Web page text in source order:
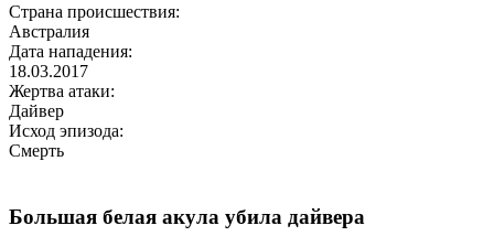
Страна происшествия:
Австралия
Дата нападения:
18.03.2017
Жертва атаки:
Дайвер
Исход эпизода:
Смерть
Большая белая акула убила дайвера